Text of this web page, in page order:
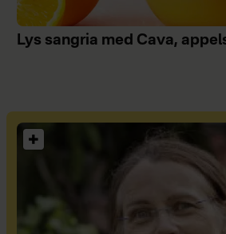
Lys sangria med Cava,